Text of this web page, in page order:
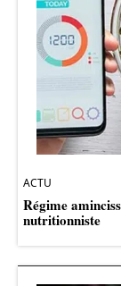
ACTU
Régime
nutritionniste